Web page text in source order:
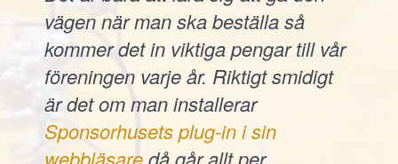
vägen när man ska beställa så
kommer det in viktiga pengar till vår
föreningen varje år. Riktigt smidigt
är det om man installerar
Sponsorhusets plug-in i sin
webbläsaredå går allt per